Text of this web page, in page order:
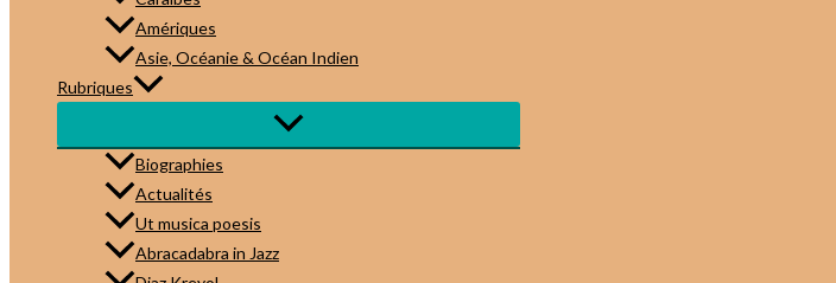
Amériques
Asie, Océanie & Océan Indien
Rubriques
Biographies
Actualités
Ut musica poesis
Abracadabra in Jazz